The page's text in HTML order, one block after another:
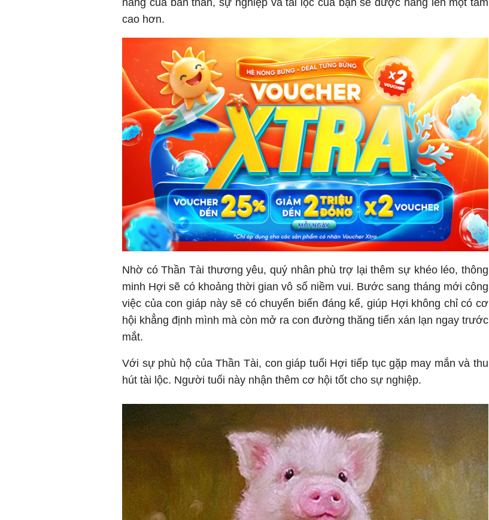
năng của bản thân, sự nghiệp và tài lộc của bạn sẽ được nâng lên một tầm
cao hơn.
Nhờ có Thần Tài thương yêu, quý nhân phù trợ lại thêm sự khéo léo, thông
minh Hợi sẽ có khoảng thời gian vô số niềm vui. Bước sang tháng mới công
việc của con giáp này sẽ có chuyển biến đáng kể, giúp Hợi không chỉ có cơ
hội khẳng định mình mà còn mở ra con đường thăng tiến xán lạn ngay trước
mắt.
Với sự phù hộ của Thần Tài, con giáp tuổi Hợi tiếp tục gặp may mắn và thu
hút tài lộc. Người tuổi này nhận thêm cơ hội tốt cho sự nghiệp.